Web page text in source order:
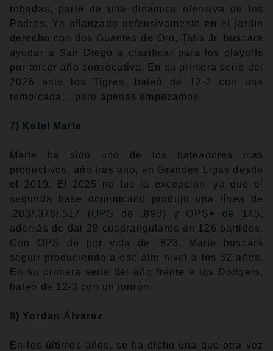
robadas, parte de una dinámica ofensiva de los
Padres. Ya afianzado defensivamente en el jardín
derecho con dos Guantes de Oro, Tatis Jr. buscará
ayudar a San Diego a clasificar para los playoffs
por tercer año consecutivo. En su primera serie del
2026 ante los Tigres, bateó de 12-2 con una
remolcada… pero apenas empezamos.
7) Ketel Marte
Marte ha sido uno de los bateadores más
productivos, año tras año, en Grandes Ligas desde
el 2019. El 2025 no fue la excepción, ya que el
segunda base dominicano produjo una línea de
.283/.376/.517 (OPS de .893) y OPS+ de 145,
además de dar 28 cuadrangulares en 126 partidos.
Con OPS de por vida de .823, Marte buscará
seguir produciendo a ese alto nivel a los 32 años.
En su primera serie del año frente a los Dodgers,
bateó de 12-3 con un jonrón.
8) Yordan Álvarez
En los últimos años, se ha dicho una que otra vez